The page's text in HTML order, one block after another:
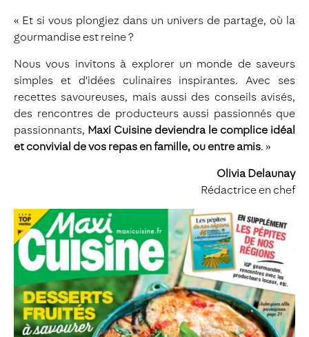
« Et si vous plongiez dans un univers de partage, où la
gourmandise est reine ?
Nous vous invitons à explorer un monde de saveurs
simples et d'idées culinaires inspirantes. Avec ses
recettes savoureuses, mais aussi des conseils avisés,
des rencontres de producteurs aussi passionnés que
passionnants, Maxi Cuisine deviendra le complice idéal
et convivial de vos repas en famille, ou entre amis. »
Olivia Delaunay
Rédactrice en chef